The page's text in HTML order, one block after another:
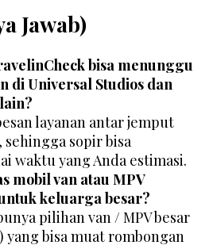
Jawab)
bisa menunggu
di Universal Studios dan
layanan antar jemput
sopir bisa
waktu yang Anda estimasi.
mobil van atau MPV
keluarga besar?
pilihan van / MPV besar
yang bisa muat rombongan